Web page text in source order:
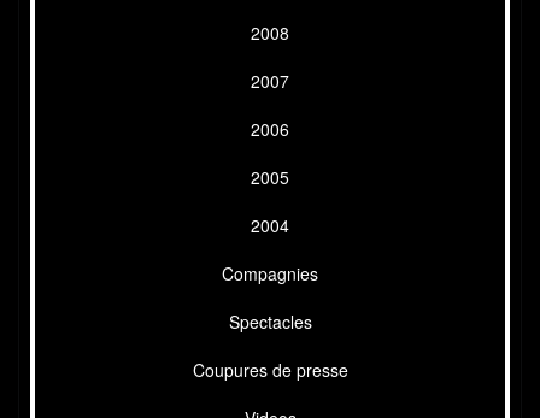
2008
2007
2006
2005
2004
Compagnies
Spectacles
Coupures de presse